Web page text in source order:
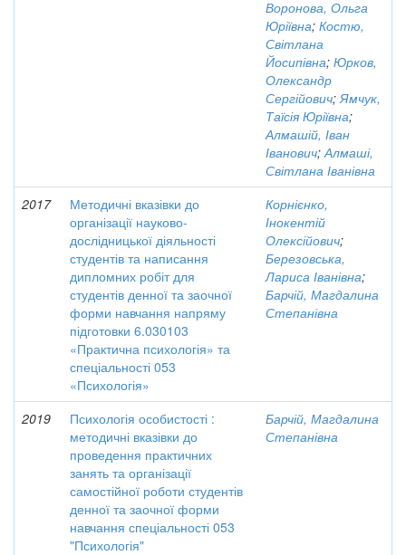
Воронова, Ольга
Юріївна; Костю,
Світлана
Йосипівна; Юрков,
Олександр
Сергійович;Ямчук,
Таїсія Юріївна;
Алмашій, Іван
Іванович;Алмаші,
Світлана Іванівна
2017
Методичні вказівки до
організації науково-
дослідницької діяльності
студентів та написання
дипломних робіт для
студентів денної та заочної
форми навчання напряму
підготовки 6.030103
«Практична психологія» та
спеціальності 053
«Психологія»
Корнієнко,
Інокентій
Олексійович;
Березовська,
Лариса Іванівна;
Барчій, Магдалина
Степанівна
2019
Психологія особистості :
методичні вказівки до
проведення практичних
занять та організації
самостійної роботи студентів
денної та заочної форми
навчання спеціальності 053
"Психологія"
Барчій, Магдалина
Степанівна